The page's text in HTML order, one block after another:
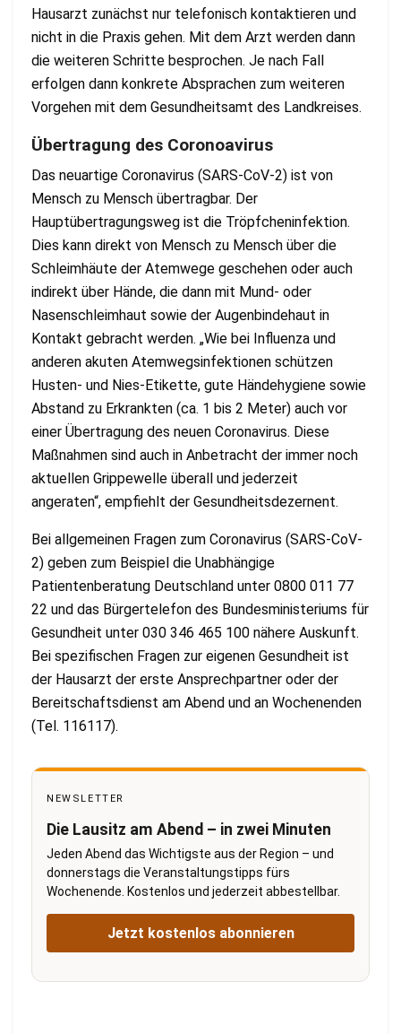
Hausarzt zunächst nur telefonisch kontaktieren und
nicht in die Praxis gehen. Mit dem Arzt werden dann
die weiteren Schritte besprochen. Je nach Fall
erfolgen dann konkrete Absprachen zum weiteren
Vorgehen mit dem Gesundheitsamt des Landkreises.
Übertragung des Coronoavirus
Das neuartige Coronavirus (SARS-CoV-2) ist von
Mensch zu Mensch übertragbar. Der
Hauptübertragungsweg ist die Tröpfcheninfektion.
Dies kann direkt von Mensch zu Mensch über die
Schleimhäute der Atemwege geschehen oder auch
indirekt über Hände, die dann mit Mund- oder
Nasenschleimhaut sowie der Augenbindehaut in
Kontakt gebracht werden. „Wie bei Influenza und
anderen akuten Atemwegsinfektionen schützen
Husten- und Nies-Etikette, gute Händehygiene sowie
Abstand zu Erkrankten (ca. 1 bis 2 Meter) auch vor
einer Übertragung des neuen Coronavirus. Diese
Maßnahmen sind auch in Anbetracht der immer noch
aktuellen Grippewelle überall und jederzeit
angeraten“, empfiehlt der Gesundheitsdezernent.
Bei allgemeinen Fragen zum Coronavirus (SARS-CoV-
2) geben zum Beispiel die Unabhängige
Patientenberatung Deutschland unter 0800 011 77
22 und das Bürgertelefon des Bundesministeriums für
Gesundheit unter 030 346 465 100 nähere Auskunft.
Bei spezifischen Fragen zur eigenen Gesundheit ist
der Hausarzt der erste Ansprechpartner oder der
Bereitschaftsdienst am Abend und an Wochenenden
(Tel. 116117).
NEWSLETTER
Die Lausitz am Abend – in zwei Minuten
Jeden Abend das Wichtigste aus der Region – und
donnerstags die Veranstaltungstipps fürs
Wochenende. Kostenlos und jederzeit abbestellbar.
Jetzt kostenlos abonnieren